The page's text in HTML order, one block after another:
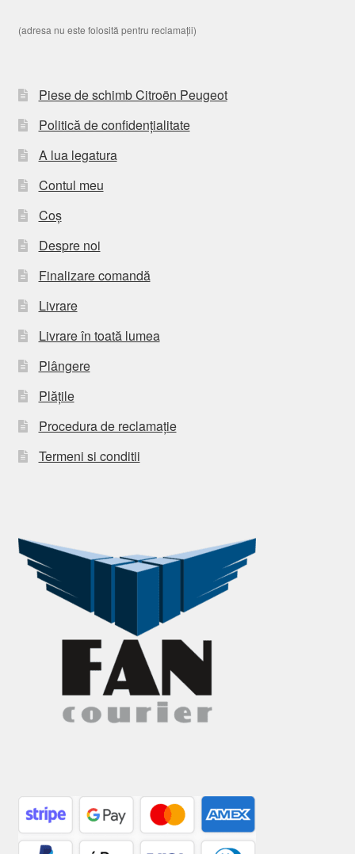
(adresa nu este folosită pentru reclamații)
Piese de schimb Citroën Peugeot
Politică de confidențialitate
A lua legatura
Contul meu
Coș
Despre noi
Finalizare comandă
Livrare
Livrare în toată lumea
Plângere
Plățile
Procedura de reclamație
Termeni si conditii